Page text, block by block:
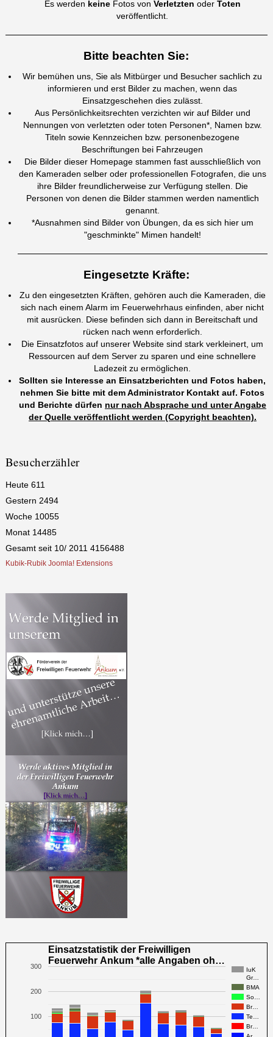
Es werden keineFotos von Verletzten oder Toten
veröffentlicht.
Bitte beachten Sie:
Wir bemühen uns, Sie als Mitbürger und Besucher sachlich zu
informieren und erst Bilder zu machen, wenn das
Einsatzgeschehen dies zulässt.
Aus Persönlichkeitsrechten verzichten wir auf Bilder und
Nennungen von verletzten oder toten Personen*, Namen bzw.
Titeln sowie Kennzeichen bzw. personenbezogene
Beschriftungen bei Fahrzeugen
Die Bilder dieser Homepage stammen fast ausschließlich von
den Kameraden selber oder professionellen Fotografen, die uns
ihre Bilder freundlicherweise zur Verfügung stellen. Die
Personen von denen die Bilder stammen werden namentlich
genannt.
*Ausnahmen sind Bilder von Übungen, da es sich hier um
"geschminkte" Mimen handelt!
Eingesetzte Kräfte:
Zu den eingesetzten Kräften, gehören auch die Kameraden, die
sich nach einem Alarm im Feuerwehrhaus einfinden, aber nicht
mit ausrücken. Diese befinden sich dann in Bereitschaft und
rücken nach wenn erforderlich.
Die Einsatzfotos auf unserer Website sind stark verkleinert, um
Ressourcen auf dem Server zu sparen und eine schnellere
Ladezeit zu ermöglichen.
Sollten sie Interesse an Einsatzberichten und Fotos haben,
nehmen Sie bitte mit dem Administrator Kontakt auf. Fotos
und Berichte dürfen nur nach Absprache und unter Angabe
der Quelle veröffentlicht werden (Copyright beachten).
Besucherzähler
Heute 611
Gestern 2494
Woche 10055
Monat 14485
Gesamt seit 10/ 2011 4156488
Kubik-Rubik Joomla! Extensions
Einsatzstatistik der Freiwilligen
Feuerwehr Ankum *alle Angaben oh…
IuK
Gr…
BMA
So…
Br…
Te…
Br…
Ar…
100
200
300